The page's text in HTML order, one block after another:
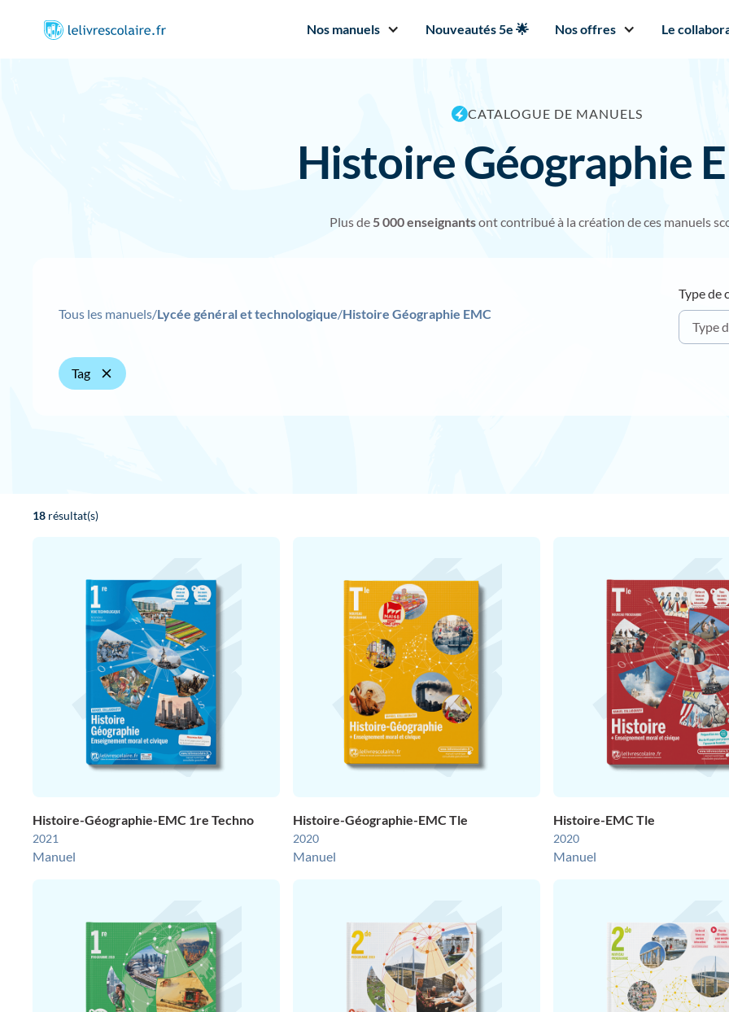
Nos manuels Nouveautés 5e 🌟 Nos offres Le
CATALOGUE DE MANUELS
Histoire Géographie
Plus de5 000 enseignantsont contribué à la création de ces manuels
Tous les manuels/Lycée général et technologique/Histoire Géographie EMC
Type de
Type
Tag
18 résultat(s)
Histoire-Géographie-EMC 1re Techno
2021
Manuel
Histoire-Géographie-EMC Tle
2020
Manuel
Histoire-EMC Tle
2020
Manuel